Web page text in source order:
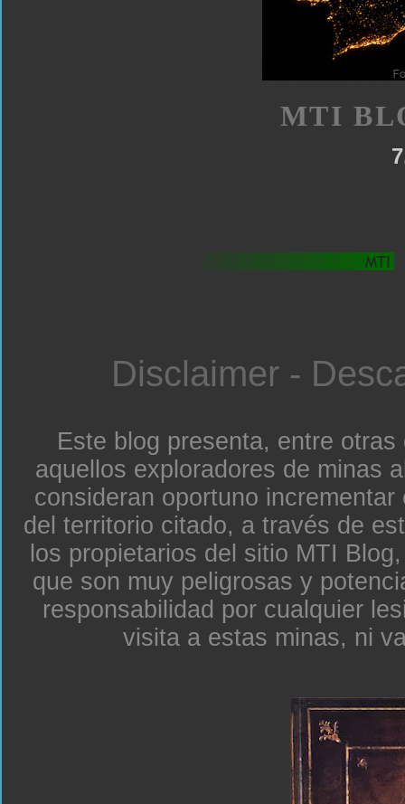
MTI
Disclaimer -
Este blog presenta, entre
aquellos exploradores de minas
consideran oportuno
del territorio citado, a través de
los propietarios del sitio MTI
que son muy peligrosas y
responsabilidad por cualquier
visita a estas minas, ni